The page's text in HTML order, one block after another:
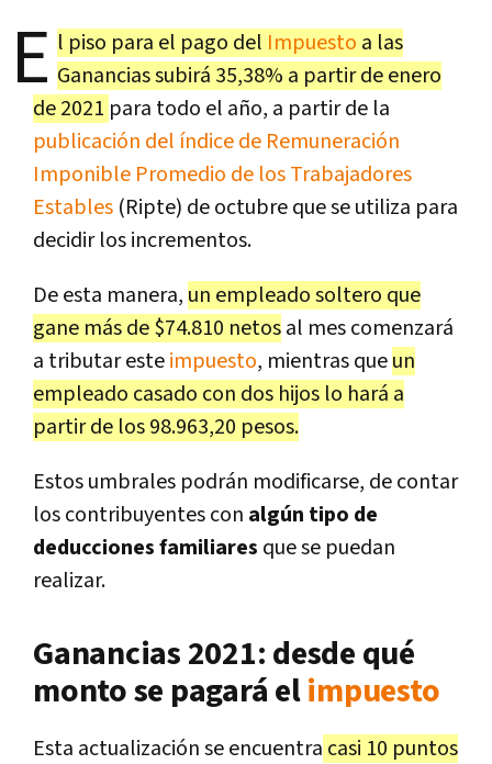
E l piso para el pago del Impuesto a las
Ganancias subirá 35,38% a partir de enero
de 2021 para todo el año, a partir de la
publicación del índice de Remuneración
Imponible Promedio de los Trabajadores
Estables (Ripte) de octubre que se utiliza para
decidir los incrementos.
De esta manera, un empleado soltero que
gane más de $74.810 netosal mes comenzará
a tributar esteimpuesto, mientras queun
empleado casado con dos hijos lo hará a
partir de los 98.963,20 pesos.
Estos umbrales podrán modificarse, de contar
los contribuyentes con algún tipo de
deducciones familiares que se puedan
realizar.
Ganancias 2021: desde qué
monto se pagará elimpuesto
Esta actualización se encuentra casi 10 puntos